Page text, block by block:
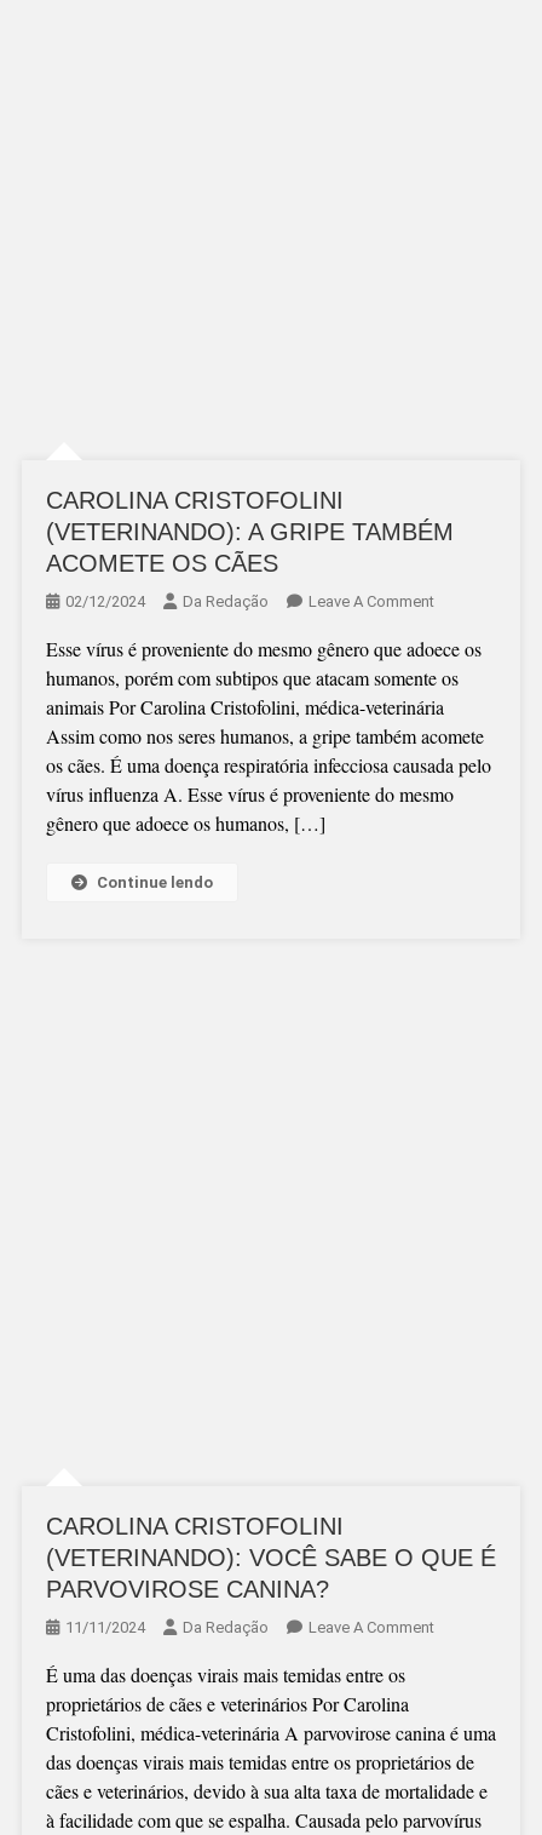
CAROLINA CRISTOFOLINI
(VETERINANDO): A GRIPE TAMBÉM
ACOMETE OS CÃES
02/12/2024 Da Redação Leave A CommentOn
CRISTOFOLINI
A
GRIPE
TAMBÉM
ACOMETE
Esse vírus é proveniente do mesmo gênero que adoece os
humanos, porém com subtipos que atacam somente os
animais Por Carolina Cristofolini, médica-veterinária
Assim como nos seres humanos, a gripe também acomete
os cães. É uma doença respiratória infecciosa causada pelo
vírus influenza A. Esse vírus é proveniente do mesmo
gênero que adoece os humanos, […]
Continue lendo
CAROLINA CRISTOFOLINI
(VETERINANDO): VOCÊ SABE O QUE É
PARVOVIROSE CANINA?
11/11/2024 Da Redação Leave A CommentOn
VOCÊ
SABE
O
QUE
É uma das doenças virais mais temidas entre os
proprietários de cães e veterinários Por Carolina
Cristofolini, médica-veterinária A parvovirose canina é uma
das doenças virais mais temidas entre os proprietários de
cães e veterinários, devido à sua alta taxa de mortalidade e
à facilidade com que se espalha. Causada pelo parvovírus